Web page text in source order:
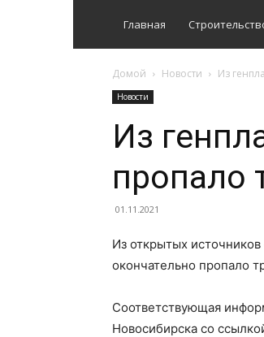
Главная
Домой Новости Из
Новости
Из
пропало
01.11.2021
Из открытых
окончательно пропало
Соответствующая
Новосибирска со